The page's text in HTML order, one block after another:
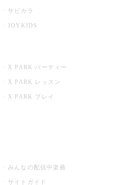
サビカラ
JOYKIDS
X PARK パーティー
X PARK レッスン
X PARK プレイ
みんなの配信中楽曲
サイトガイド